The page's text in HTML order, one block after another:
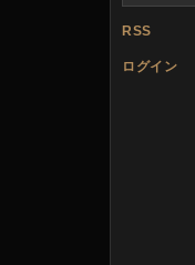
RSS
ログイン